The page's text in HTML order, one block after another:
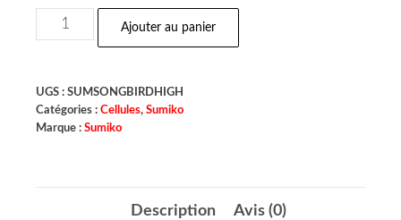
Ajouter au panier
UGS : SUMSONGBIRDHIGH
Catégories : Cellules, Sumiko
Marque : Sumiko
Description Avis (0)